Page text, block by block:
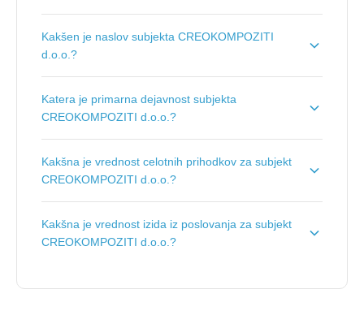
Kakšen je naslov subjekta CREOKOMPOZITI
d.o.o.?
Katera je primarna dejavnost subjekta
CREOKOMPOZITI d.o.o.?
jeProizvodnja drugih plastičnih izdelkov.
Kakšna je vrednost celotnih prihodkov za subjekt
CREOKOMPOZITI d.o.o.?
CREOKOMPOZITI d.o.o. je1 €.
Kakšna je vrednost izida iz poslovanja za subjekt
CREOKOMPOZITI d.o.o.?
CREOKOMPOZITI d.o.o. je-4.290 €.